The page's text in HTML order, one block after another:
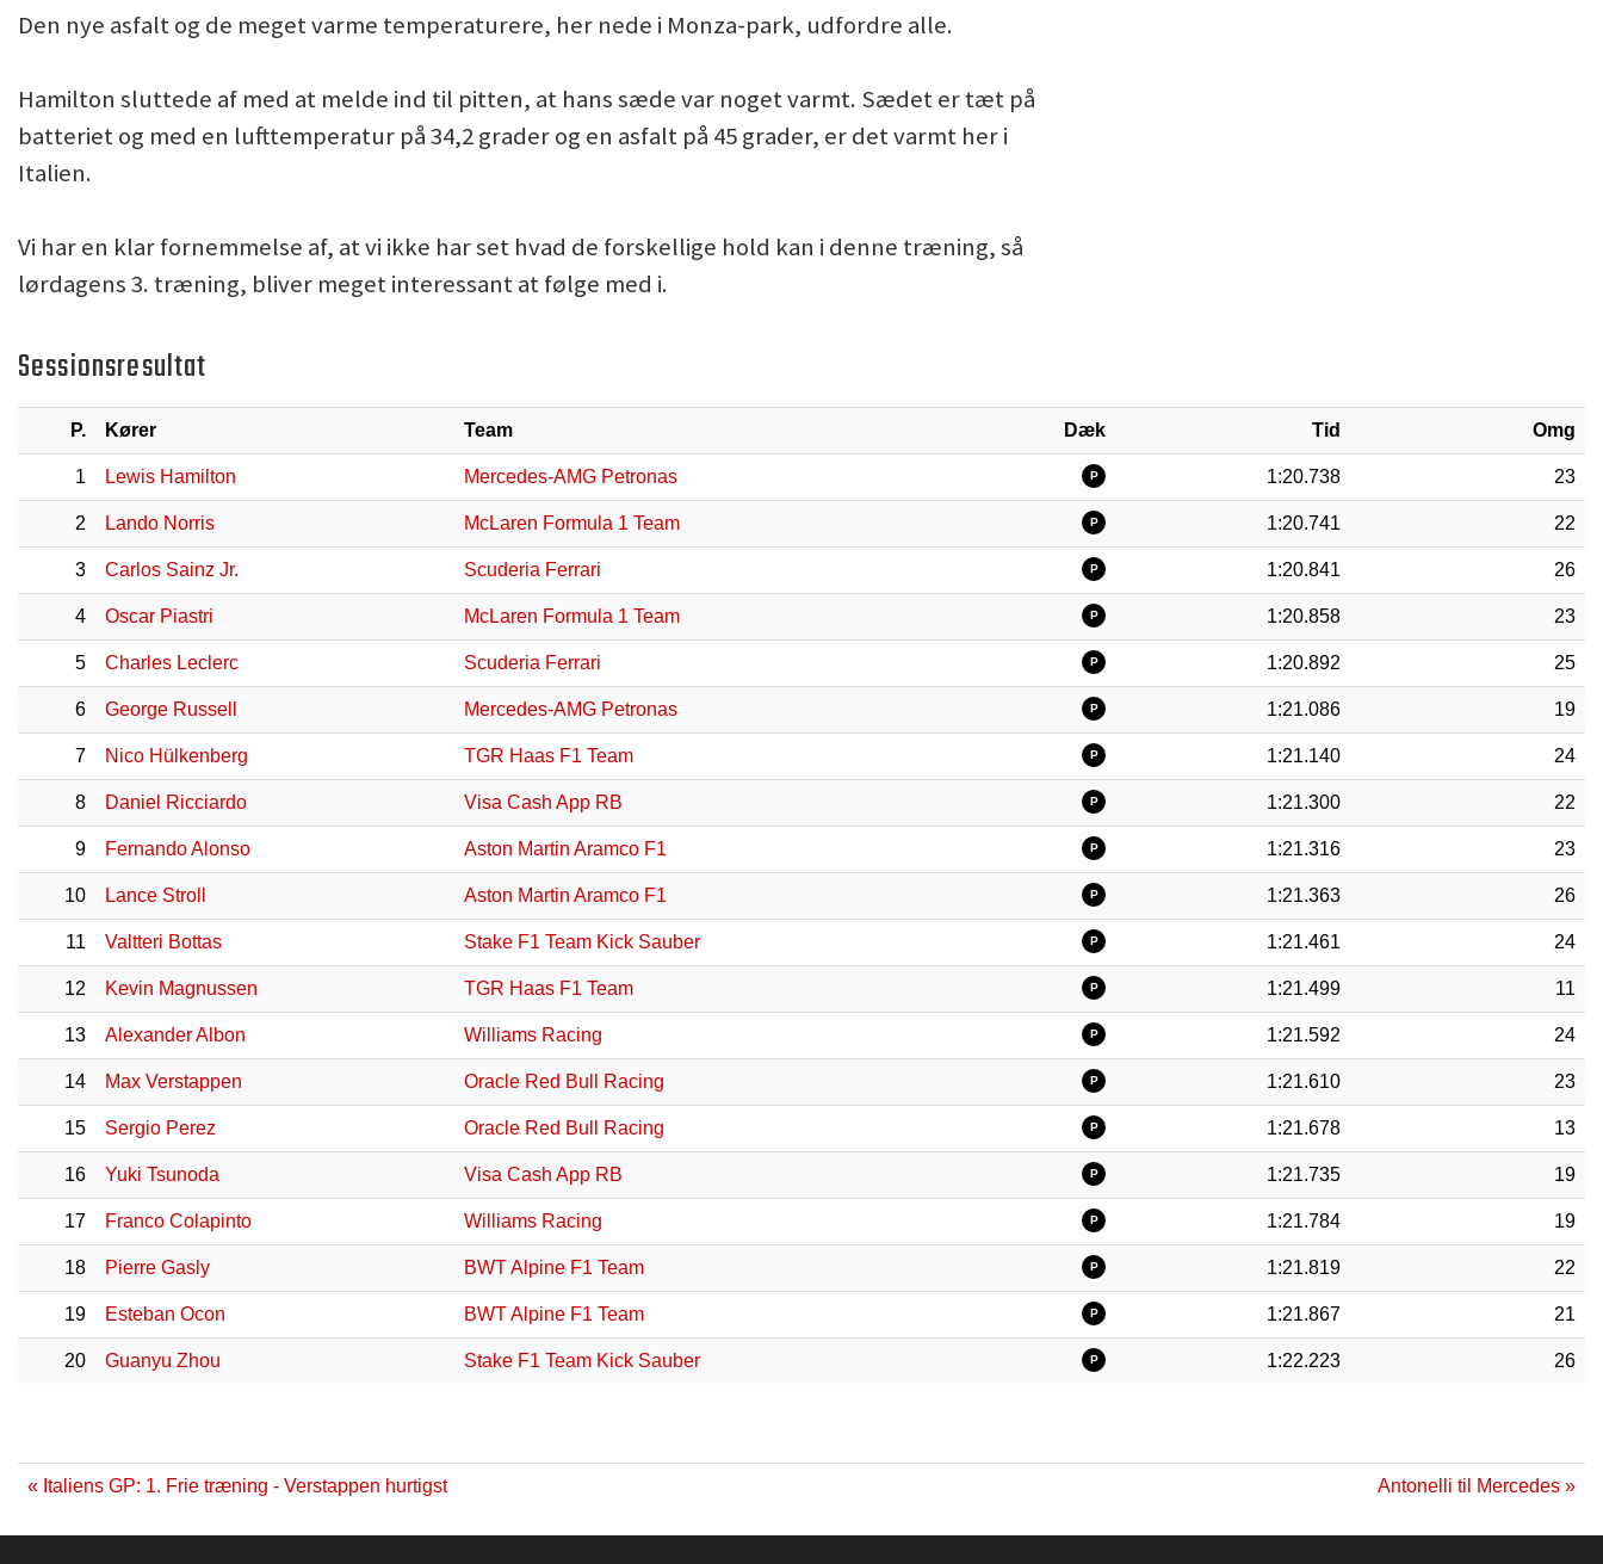
Den nye asfalt og de meget varme temperaturere, her nede i Monza-park, udfordre alle.
Hamilton sluttede af med at melde ind til pitten, at hans sæde var noget varmt. Sædet er tæt på
batteriet og med en lufttemperatur på 34,2 grader og en asfalt på 45 grader, er det varmt her i
Italien.
Vi har en klar fornemmelse af, at vi ikke har set hvad de forskellige hold kan i denne træning, så
lørdagens 3. træning, bliver meget interessant at følge med i.
Sessionsresultat
P. Kører Team Dæk Tid Omg
1 Lewis Hamilton Mercedes-AMG Petronas P 1:20.738 23
2 Lando Norris McLaren Formula 1 Team P 1:20.741 22
3 Carlos Sainz Jr. Scuderia Ferrari P 1:20.841 26
4 Oscar Piastri McLaren Formula 1 Team P 1:20.858 23
5 Charles Leclerc Scuderia Ferrari P 1:20.892 25
6 George Russell Mercedes-AMG Petronas P 1:21.086 19
7 Nico Hülkenberg TGR Haas F1 Team P 1:21.140 24
8 Daniel Ricciardo Visa Cash App RB P 1:21.300 22
9 Fernando Alonso Aston Martin Aramco F1 P 1:21.316 23
10 Lance Stroll Aston Martin Aramco F1 P 1:21.363 26
11 Valtteri Bottas Stake F1 Team Kick Sauber P 1:21.461 24
12 Kevin Magnussen TGR Haas F1 Team P 1:21.499 11
13 Alexander Albon Williams Racing P 1:21.592 24
14 Max Verstappen Oracle Red Bull Racing P 1:21.610 23
15 Sergio Perez Oracle Red Bull Racing P 1:21.678 13
16 Yuki Tsunoda Visa Cash App RB P 1:21.735 19
17 Franco Colapinto Williams Racing P 1:21.784 19
18 Pierre Gasly BWT Alpine F1 Team P 1:21.819 22
19 Esteban Ocon BWT Alpine F1 Team P 1:21.867 21
20 Guanyu Zhou Stake F1 Team Kick Sauber P 1:22.223 26
« Italiens GP: 1. Frie træning - Verstappen hurtigst Antonelli til Mercedes »